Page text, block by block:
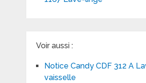
Voir aussi :
Notice Candy CDF 312 A
vaisselle